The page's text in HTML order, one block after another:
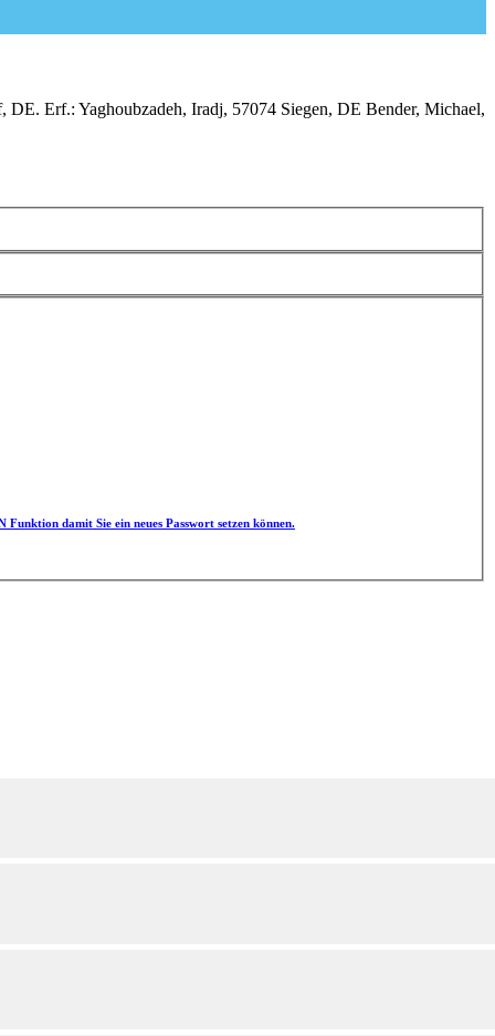
Erf.: Yaghoubzadeh, Iradj, 57074 Siegen, DE Bender, Michael,
Funktion damit Sie ein neues Passwort setzen können.